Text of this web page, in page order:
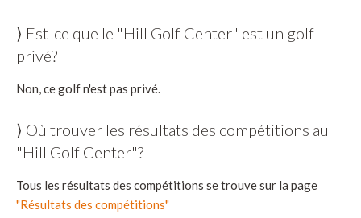
⟩ Est-ce que le "Hill Golf Center" est un golf
privé?
Non, ce golf n'est pas privé.
⟩ Où trouver les résultats des compétitions au
"Hill Golf Center"?
Tous les résultats des compétitions se trouve sur la page
"Résultats des compétitions"